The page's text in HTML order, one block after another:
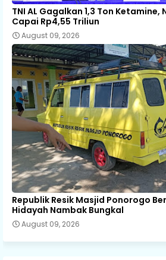
TNI AL Gagalkan 1,3 Ton Ketamine,
Capai Rp4,55 Triliun
August 09, 2026
Republik Resik Masjid Ponorogo
Hidayah Nambak Bungkal
August 09, 2026